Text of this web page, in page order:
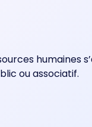
humaines
ou associatif.